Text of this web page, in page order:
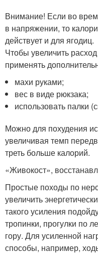
Внимание! Если во
в напряжении, то
действует и для ягодиц.
Чтобы увеличить
применять
махи руками;
вес в виде рюкзака;
использовать палки
Можно для похудения
увеличивая темп
треть больше калорий.
«Живокост»,
Простые походы по
увеличить
такого усиления
тропинки, прогулки по
гору. Для усиленной
способы, например,